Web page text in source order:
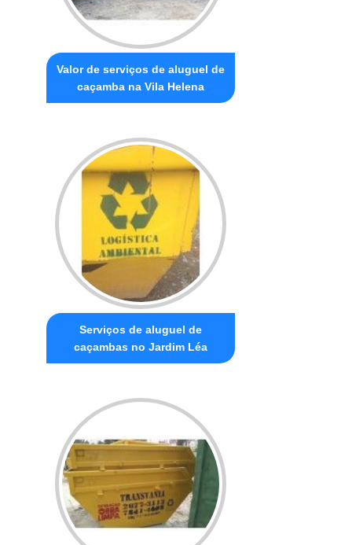
Valor de serviços de aluguel de
caçamba na Vila Helena
Serviços de aluguel de
caçambas no Jardim Léa